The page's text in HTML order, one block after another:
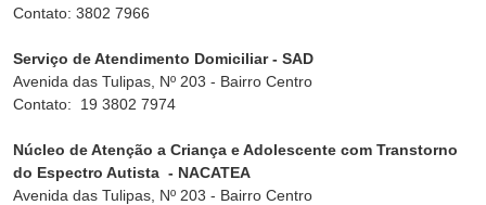
Contato: 3802 7966
Serviço de Atendimento Domiciliar - SAD
Avenida das Tulipas, Nº 203 - Bairro Centro
Contato: 19 3802 7974
Núcleo de Atenção a Criança e Adolescente com Transtorno
do Espectro Autista - NACATEA
Avenida das Tulipas, Nº 203 - Bairro Centro